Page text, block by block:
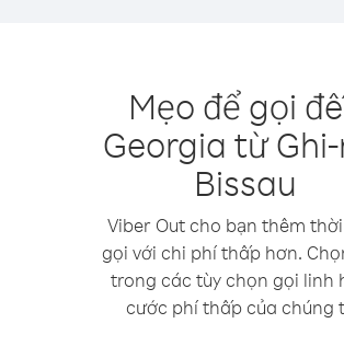
Mẹo để gọi
Georgia từ
Bissau
Viber Out cho bạn thêm
gọi với chi phí thấp hơn.
trong các tùy chọn gọi linh
cước phí thấp của chúng